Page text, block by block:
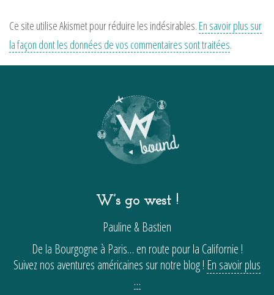
Ce site utilise Akismet pour réduire les indésirables. En savoir plus sur
la façon dont les données de vos commentaires sont traitées.
W’s go west !
Pauline & Bastien
De la Bourgogne à Paris… en route pour la Californie !
Suivez nos aventures américaines sur notre blog ! En savoir plus
…